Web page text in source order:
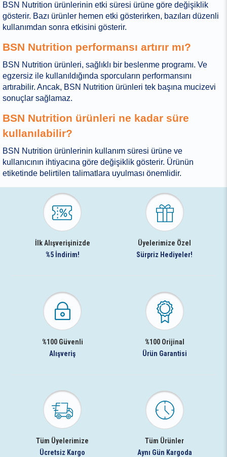
BSN Nutrition ürünlerinin etki süresi ürüne göre değişiklik
gösterir. Bazı ürünler hemen etki gösterirken, bazıları düzenli
kullanımdan sonra etkisini gösterir.
BSN Nutrition performansı artırır mı?
BSN Nutrition ürünleri, sağlıklı bir beslenme programı. Ve
egzersiz ile kullanıldığında sporcuların performansını
artırabilir. Ancak, BSN Nutrition ürünleri tek başına mucizevi
sonuçlar sağlamaz.
BSN Nutrition ürünleri ne kadar süre
kullanılabilir?
BSN Nutrition ürünlerinin kullanım süresi ürüne ve
kullanıcının ihtiyacına göre değişiklik gösterir. Ürünün
etiketinde belirtilen talimatlara uyulması önemlidir.
İlk Alışverişinizde
%5 İndirim!
Üyelerimize Özel
Sürpriz Hediyeler!
%100 Güvenli
Alışveriş
%100 Orijinal
Ürün Garantisi
Tüm Üyelerimize
Ücretsiz Kargo
Tüm Ürünler
Aynı Gün Kargoda